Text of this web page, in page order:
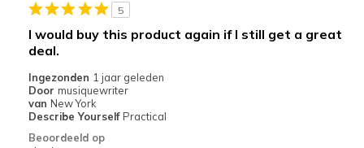
5
I would buy this product again if I still get a great
deal.
Ingezonden 1 jaar geleden
Door musiquewriter
van New York
Describe Yourself Practical
Beoordeeld op